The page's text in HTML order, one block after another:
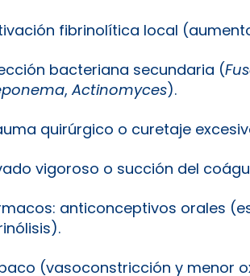
fibrinolítica local
bacteriana secundaria (
,Actinomyces).
quirúrgico o curetaje
vigoroso o succión del
anticonceptivos orales
(vasoconstricción y menor